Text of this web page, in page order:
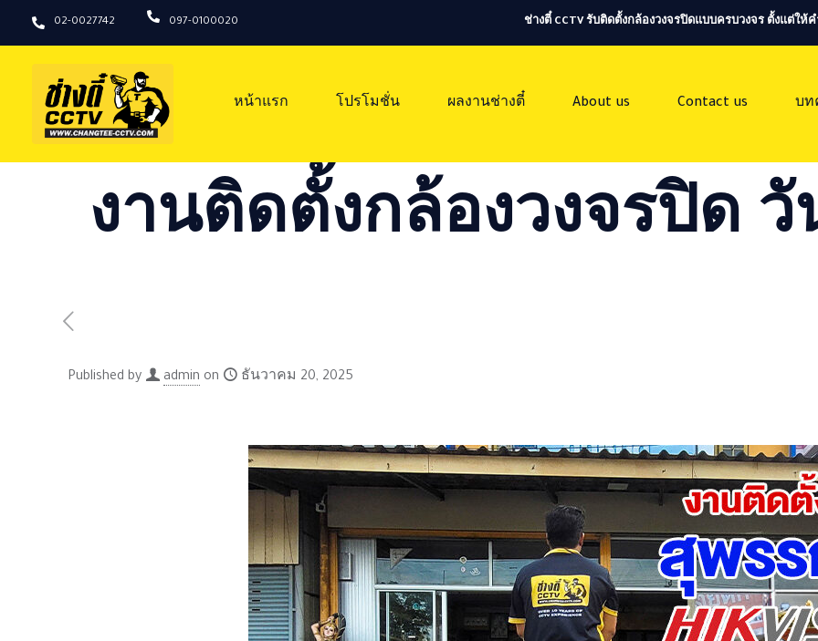
02-0027742 097-0100020 ช่างตี๋ CCTV รับติดตั้งกล้องวงจรปิดแบบครบวงจร ตั้งแต่
หน้าแรก โปรโมชั่น ผลงานช่างตี๋ About us Contact us บท
งานติดตั้งกล้องวงจรปิด วั
Published by admin on ธันวาคม 20, 2025